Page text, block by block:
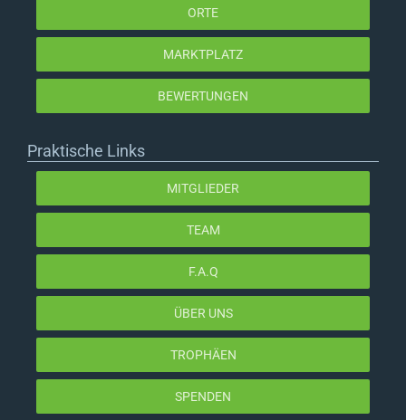
ORTE
MARKTPLATZ
BEWERTUNGEN
Praktische Links
MITGLIEDER
TEAM
F.A.Q
ÜBER UNS
TROPHÄEN
SPENDEN